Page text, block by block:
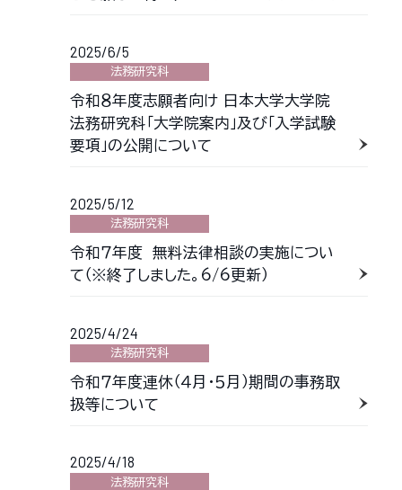
2025/6/5
法務研究科
令和８年度志願者向け 日本大学大学院
法務研究科「大学院案内」及び「入学試験
要項」の公開について
2025/5/12
法務研究科
令和７年度 無料法律相談の実施につい
て（※終了しました。6/6更新）
2025/4/24
法務研究科
令和７年度連休（４月・５月）期間の事務取
扱等について
2025/4/18
法務研究科